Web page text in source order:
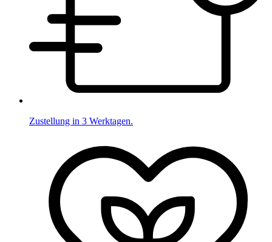
Zustellung in 3 Werktagen.